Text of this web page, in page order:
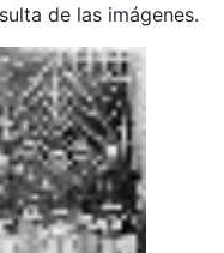
de las imágenes.